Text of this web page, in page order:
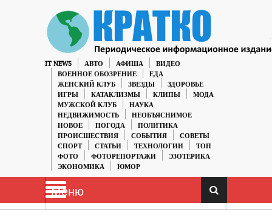
IT NEWS АВТО АФИША
ВИДЕО
ВОЕННОЕ ОБОЗРЕНИЕ
ЕДА
ЖЕНСКИЙ КЛУБ
ЗВЕЗДЫ
ЗДОРОВЬЕ
ИГРЫ
КАТАКЛИЗМЫ КЛИПЫ
МОДА
МУЖСКОЙ КЛУБ
НАУКА
НЕДВИЖИМОСТЬ
НЕОБЪЯСНИМОЕ
НОВОЕ
ПОГОДА
ПОЛИТИКА
ПРОИСШЕСТВИЯ
СОБЫТИЯ
СОВЕТЫ
СПОРТ
СТАТЬИ ТЕХНОЛОГИИ
ТОП
ФОТО
ФОТОРЕПОРТАЖИ
ЭЗОТЕРИКА
ЭКОНОМИКА
ЮМОР
Меню